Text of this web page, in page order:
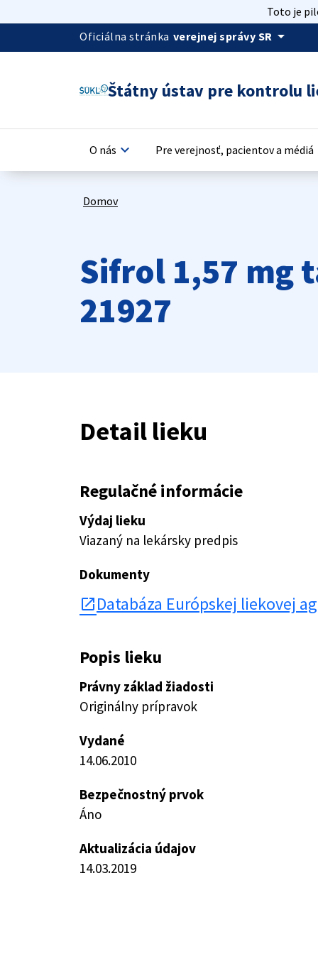
Toto je
Oficiálna stránka verejnej správy SR arrow_drop_down
Štátny ústav pre kontrolu
O nás keyboard_arrow_down Pre verejnosť, pacientov a médiá
Domov
Sifrol 1,57 mg
21927
Detail lieku
Regulačné informácie
Výdaj lieku
Viazaný na lekársky predpis
Dokumenty
open_in_new Databáza Európskej liekovej
Popis lieku
Právny základ žiadosti
Originálny prípravok
Vydané
14.06.2010
Bezpečnostný prvok
Áno
Aktualizácia údajov
14.03.2019